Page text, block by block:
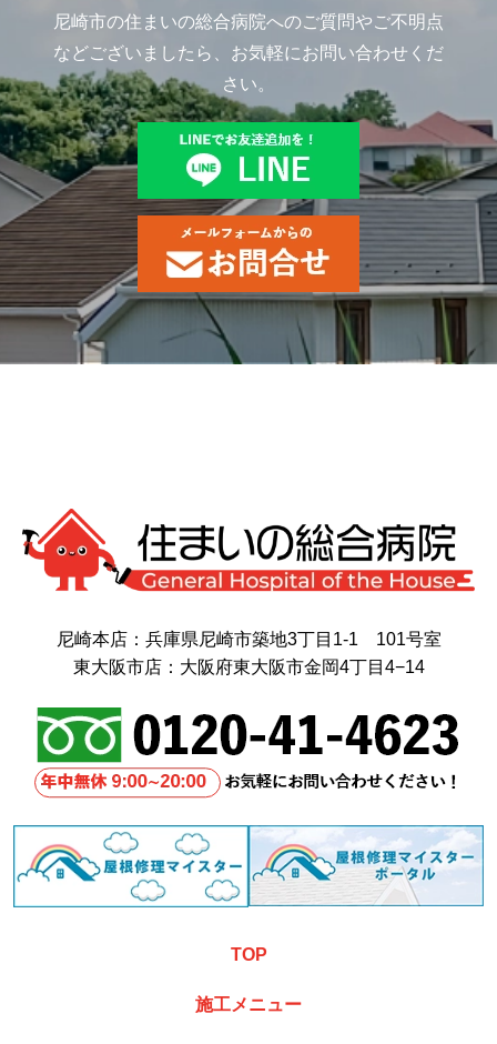
尼崎市の住まいの総合病院へのご質問やご不明点
などございましたら、お気軽にお問い合わせくだ
さい。
尼崎本店：兵庫県尼崎市築地3丁目1-1 101号室
東大阪市店：大阪府東大阪市金岡4丁目4−14
TOP
施工メニュー